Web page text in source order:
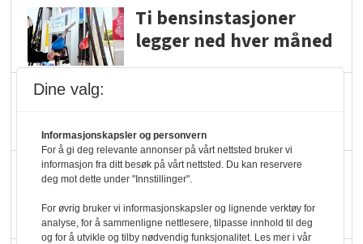
Ti bensinstasjoner
legger ned hver måned
KBS-bransjen i
endring: Stadig større
serveringstilbud
Dine valg:
Informasjonskapsler og personvern
For å gi deg relevante annonser på vårt nettsted bruker vi
informasjon fra ditt besøk på vårt nettsted. Du kan reservere
deg mot dette under "Innstillinger".
For øvrig bruker vi informasjonskapsler og lignende verktøy for
analyse, for å sammenligne nettlesere, tilpasse innhold til deg
og for å utvikle og tilby nødvendig funksjonalitet. Les mer i vår